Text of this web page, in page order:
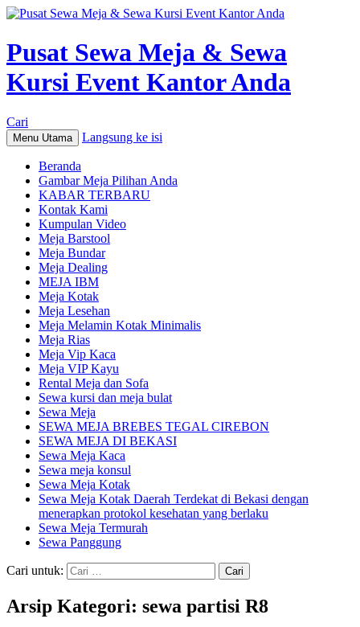
Pusat Sewa Meja & Sewa
Kursi Event Kantor Anda
Cari
Menu Utama Langsung ke isi
Beranda
Gambar Meja Pilihan Anda
KABAR TERBARU
Kontak Kami
Kumpulan Video
Meja Barstool
Meja Bundar
Meja Dealing
MEJA IBM
Meja Kotak
Meja Lesehan
Meja Melamin Kotak Minimalis
Meja Rias
Meja Vip Kaca
Meja VIP Kayu
Rental Meja dan Sofa
Sewa kursi dan meja bulat
Sewa Meja
SEWA MEJA BREBES TEGAL CIREBON
SEWA MEJA DI BEKASI
Sewa Meja Kaca
Sewa meja konsul
Sewa Meja Kotak
Sewa Meja Kotak Daerah Terdekat di Bekasi dengan
menerapkan protokol kesehatan yang berlaku
Sewa Meja Termurah
Sewa Panggung
Cari untuk:
Arsip Kategori: sewa partisi R8